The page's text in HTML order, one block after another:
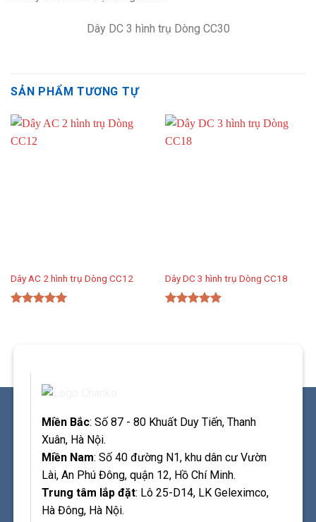
Dây DC 3 hình trụ Dòng CC30
SẢN PHẨM TƯƠNG TỰ
Dây AC 2 hình trụ Dòng CC12 Dây DC 3 hình trụ Dòng CC18
Miền Bắc: Số 87 - 80 Khuất Duy Tiến, Thanh
Xuân, Hà Nội.
Miền Nam: Số 40 đường N1, khu dân cư Vườn
Lài, An Phú Đông, quận 12, Hồ Chí Minh.
Trung tâm lắp đặt: Lô 25-D14, LK Geleximco,
Hà Đông, Hà Nội.